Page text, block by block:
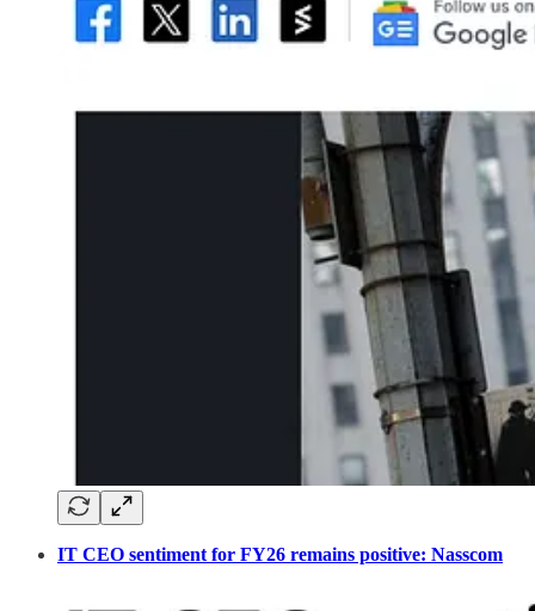
IT CEO sentiment for FY26 remains positive: Nasscom